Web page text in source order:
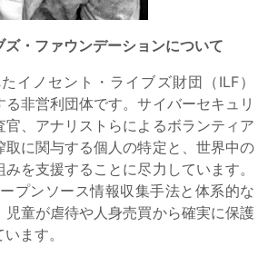
・ファウンデーションについて
イノセント・ライブズ財団（ILF）
非営利団体です。サイバーセキュリ
官、アナリストらによるボランティア
取に関与する個人の特定と、世界中の
を支援することに尽力しています。
プンソース情報収集手法と体系的な
児童が虐待や人身売買から確実に保護
ます。